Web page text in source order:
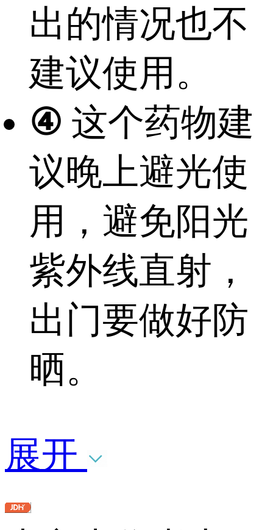
出的情况也不
建议使用。
④ 这个药物建
议晚上避光使
用，避免阳光
紫外线直射，
出门要做好防
晒。
展开